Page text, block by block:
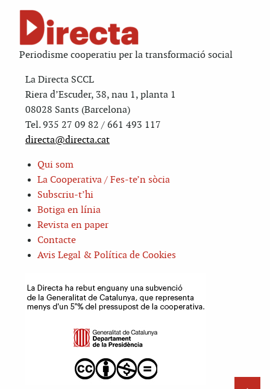
Periodisme cooperatiu per la transformació social
La Directa SCCL
Riera d’Escuder, 38, nau 1, planta 1
08028 Sants (Barcelona)
Tel. 935 27 09 82 / 661 493 117
directa@directa.cat
Qui som
La Cooperativa / Fes-te’n sòcia
Subscriu-t’hi
Botiga en línia
Revista en paper
Contacte
Avis Legal & Política de Cookies